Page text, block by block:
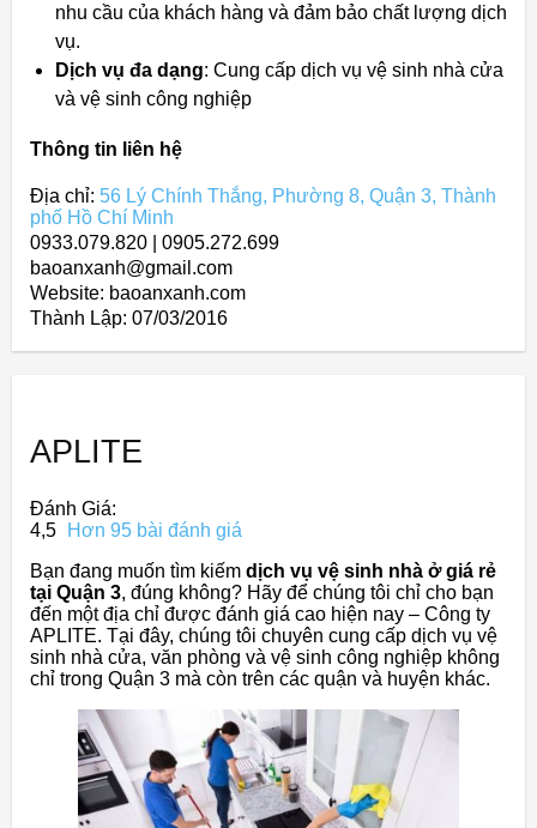
nhu cầu của khách hàng và đảm bảo chất lượng dịch
vụ.
Dịch vụ đa dạng: Cung cấp dịch vụ vệ sinh nhà cửa
và vệ sinh công nghiệp
Thông tin liên hệ
Địa chỉ: 56 Lý Chính Thắng, Phường 8, Quận 3, Thành
phố Hồ Chí Minh
0933.079.820 | 0905.272.699
baoanxanh@gmail.com
Website: baoanxanh.com
Thành Lập: 07/03/2016
APLITE
Đánh Giá:
4,5
Hơn 95 bài đánh giá
Bạn đang muốn tìm kiếm dịch vụ vệ sinh nhà ở giá rẻ
tại Quận 3, đúng không? Hãy để chúng tôi chỉ cho bạn
đến một địa chỉ được đánh giá cao hiện nay – Công ty
APLITE. Tại đây, chúng tôi chuyên cung cấp dịch vụ vệ
sinh nhà cửa, văn phòng và vệ sinh công nghiệp không
chỉ trong Quận 3 mà còn trên các quận và huyện khác.